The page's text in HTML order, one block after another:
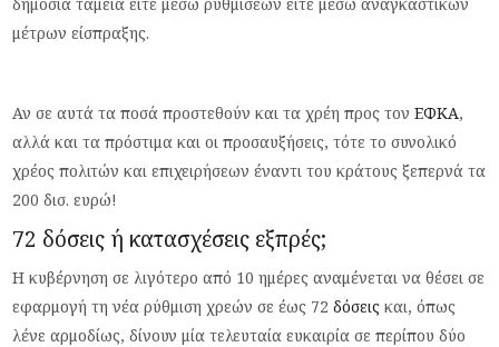
μέτρων είσπραξης.
Αν σε αυτά τα ποσά προστεθούν και τα χρέη προς τονΕΦΚΑ,
αλλά και τα πρόστιμα και οι προσαυξήσεις, τότε το συνολικό
χρέος πολιτών και επιχειρήσεων έναντι του κράτους ξεπερνά τα
200 δισ. ευρώ!
72 δόσεις ή κατασχέσεις εξπρές;
Η κυβέρνηση σε λιγότερο από 10 ημέρες αναμένεται να θέσει σε
εφαρμογή τη νέα ρύθμιση χρεών σε έως 72δόσεις και, όπως
λένε αρμοδίως, δίνουν μία τελευταία ευκαιρία σε περίπου δύο